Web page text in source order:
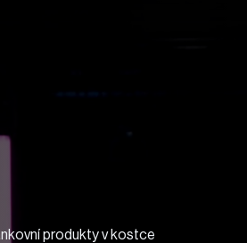
produkty v kostce